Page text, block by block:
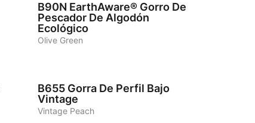
B90N EarthAware® Gorro De
Pescador De Algodón
Ecológico
Olive Green
B655 Gorra De Perfil Bajo
Vintage
Vintage Peach